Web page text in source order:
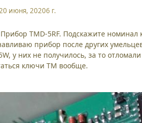
июня, 20206 г.
Прибор TMD-5RF. Подскажите
прибор после других
у них не получилось, за то
ключи ТМ вообще.